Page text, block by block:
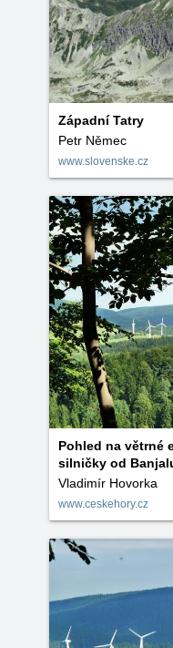
Západní Tatry
Petr Němec
www.slovenske.cz
Pohled na větrné
silničky od
Vladimír Hovorka
www.ceskehory.cz